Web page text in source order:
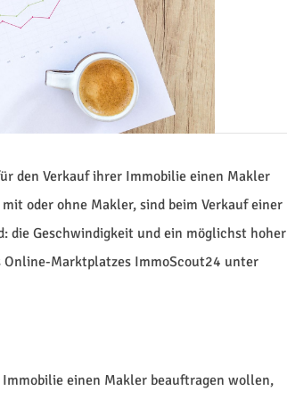
den Verkauf ihrer Immobilie einen Makler
oder ohne Makler, sind beim Verkauf einer
die Geschwindigkeit und ein möglichst hoher
Online-Marktplatzes ImmoScout24 unter
einen Makler beauftragen wollen,